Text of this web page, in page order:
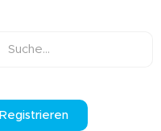
Registrieren